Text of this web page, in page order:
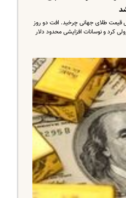
قیمت طلای جهانی چرخید. افت دو روز
کرد و نوسانات افزایشی محدود دلار